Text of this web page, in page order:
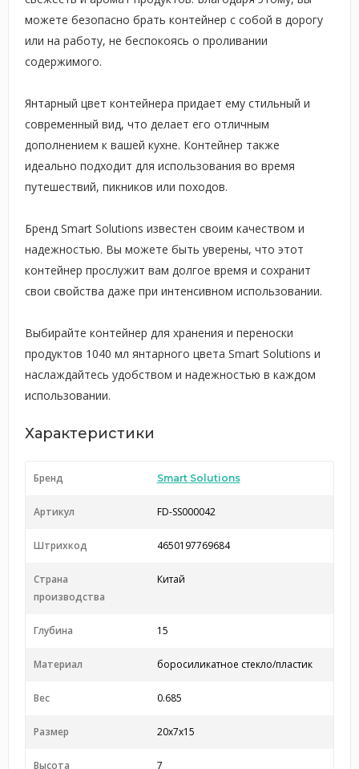
можете безопасно брать контейнер с собой в дорогу
или на работу, не беспокоясь о проливании
содержимого.
Янтарный цвет контейнера придает ему стильный и
современный вид, что делает его отличным
дополнением к вашей кухне. Контейнер также
идеально подходит для использования во время
путешествий, пикников или походов.
Бренд Smart Solutions известен своим качеством и
надежностью. Вы можете быть уверены, что этот
контейнер прослужит вам долгое время и сохранит
свои свойства даже при интенсивном использовании.
Выбирайте контейнер для хранения и переноски
продуктов 1040 мл янтарного цвета Smart Solutions и
наслаждайтесь удобством и надежностью в каждом
использовании.
Характеристики
Бренд Smart Solutions
Артикул FD-SS000042
Штрихкод 4650197769684
Страна
производства
Китай
Глубина 15
Материал боросиликатное стекло/пластик
Вес 0.685
Размер 20x7x15
Высота 7